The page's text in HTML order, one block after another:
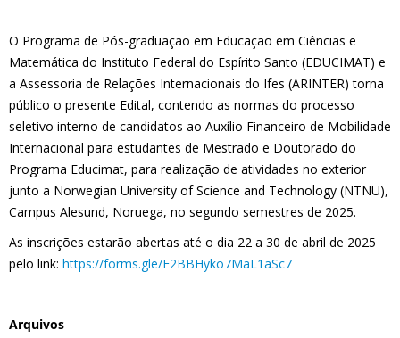
O Programa de Pós-graduação em Educação em Ciências e
Matemática do Instituto Federal do Espírito Santo (EDUCIMAT) e
a Assessoria de Relações Internacionais do Ifes (ARINTER) torna
público o presente Edital, contendo as normas do processo
seletivo interno de candidatos ao Auxílio Financeiro de Mobilidade
Internacional para estudantes de Mestrado e Doutorado do
Programa Educimat, para realização de atividades no exterior
junto a Norwegian University of Science and Technology (NTNU),
Campus Alesund, Noruega, no segundo semestres de 2025.
As inscrições estarão abertas até o dia 22 a 30 de abril de 2025
pelo link: https://forms.gle/F2BBHyko7MaL1aSc7
Arquivos